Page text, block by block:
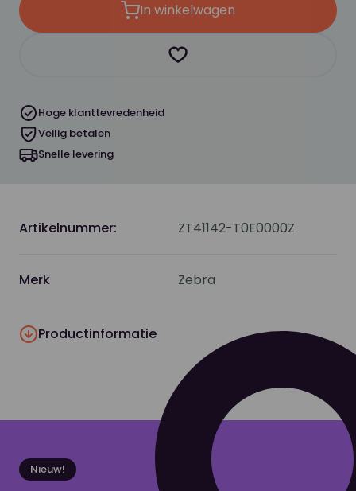
In winkelwagen
Product toevoegen als
Hoge klanttevredenheid
Veilig betalen
Snelle levering
Artikelnummer: ZT41142-T0E0000Z
Merk Zebra
Productinformatie
Nieuw!